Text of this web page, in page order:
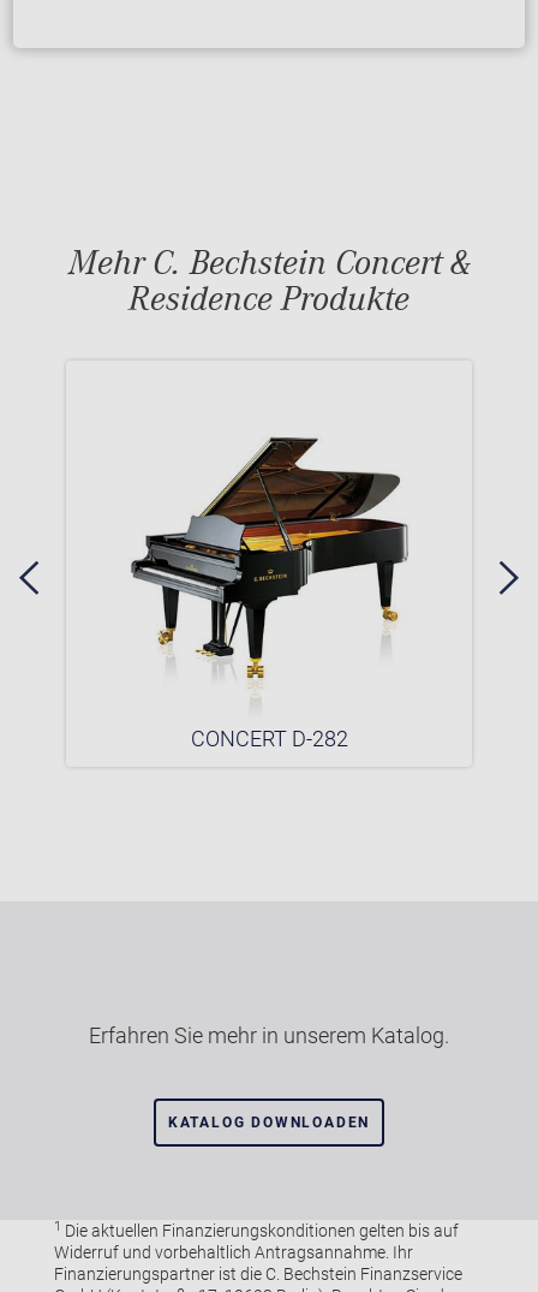
Mehr C. Bechstein Concert &
Residence Produkte
CONCERT D-282
Erfahren Sie mehr in unserem Katalog.
KATALOG DOWNLOADEN
1 Die aktuellen Finanzierungskonditionen gelten bis auf
Widerruf und vorbehaltlich Antragsannahme. Ihr
Finanzierungspartner ist die C. Bechstein Finanzservice